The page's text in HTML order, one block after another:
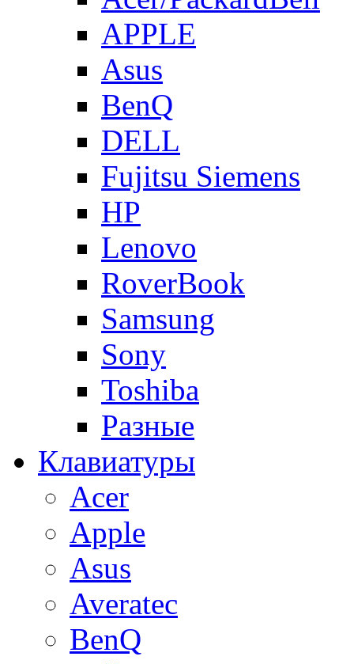
APPLE
Asus
BenQ
DELL
Fujitsu Siemens
HP
Lenovo
RoverBook
Samsung
Sony
Toshiba
Разные
Клавиатуры
Acer
Apple
Asus
Averatec
BenQ